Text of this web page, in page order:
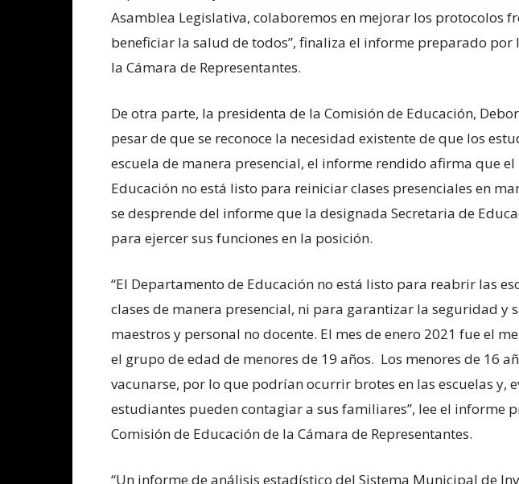
Asamblea Legislativa, colaboremos en mejorar los protocolos
beneficiar la salud de todos”, finaliza el informe preparado por
la Cámara de Representantes.
De otra parte, la presidenta de la Comisión de Educación,
pesar de que se reconoce la necesidad existente de que los
escuela de manera presencial, el informe rendido afirma que
Educación no está listo para reiniciar clases presenciales en
se desprende del informe que la designada Secretaria de
para ejercer sus funciones en la posición.
“El Departamento de Educación no está listo para reabrir las
clases de manera presencial, ni para garantizar la seguridad y
maestros y personal no docente. El mes de enero 2021 fue el
el grupo de edad de menores de 19 años. Los menores de 16
vacunarse, por lo que podrían ocurrir brotes en las escuelas y,
estudiantes pueden contagiar a sus familiares”, lee el informe
Comisión de Educación de la Cámara de Representantes.
“Un informe de análisis estadístico del Sistema Municipal de